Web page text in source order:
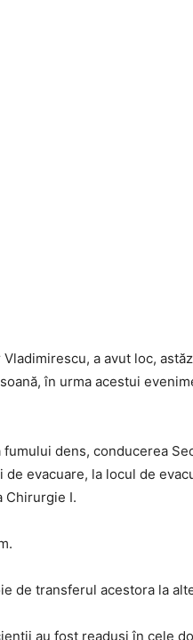
a avut loc,
în urma acestui
dens, conducerea
evacuare, la locul de
Chirurgie I.
de transferul acestora la
au fost readuși în cele